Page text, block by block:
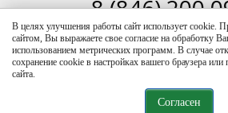
8 (846) 200
телефон для
Данный интернет-ресурс носит
информационный характер, и ни при
информация и цены, размещенные на
публичной офертой (ст. 437 ГК РФ)
В целях улучшения работы сайт использует cookie.
сайтом, Вы выражаете свое согласие на обработку
использованием метрических программ. В случае
сохранение cookie в настройках вашего браузера или
сайта.
Согласен